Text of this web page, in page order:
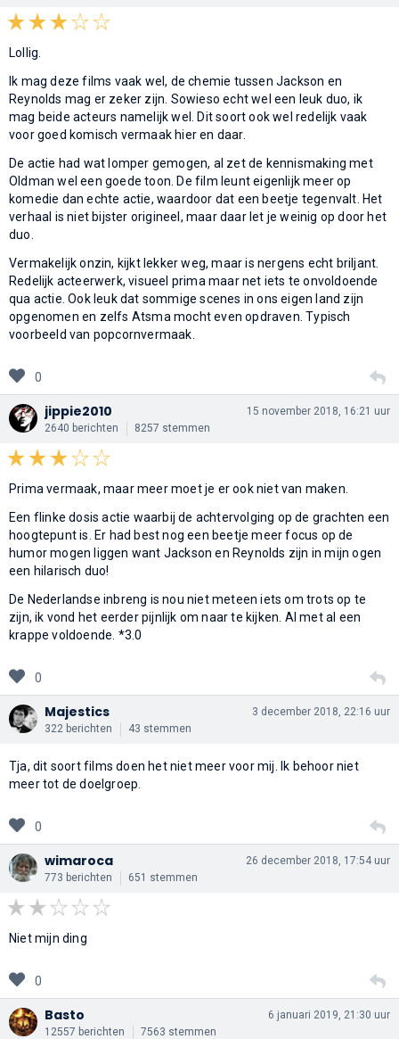
Lollig.
Ik mag deze films vaak wel, de chemie tussen Jackson en
Reynolds mag er zeker zijn. Sowieso echt wel een leuk duo, ik
mag beide acteurs namelijk wel. Dit soort ook wel redelijk vaak
voor goed komisch vermaak hier en daar.
De actie had wat lomper gemogen, al zet de kennismaking met
Oldman wel een goede toon. De film leunt eigenlijk meer op
komedie dan echte actie, waardoor dat een beetje tegenvalt. Het
verhaal is niet bijster origineel, maar daar let je weinig op door het
duo.
Vermakelijk onzin, kijkt lekker weg, maar is nergens echt briljant.
Redelijk acteerwerk, visueel prima maar net iets te onvoldoende
qua actie. Ook leuk dat sommige scenes in ons eigen land zijn
opgenomen en zelfs Atsma mocht even opdraven. Typisch
voorbeeld van popcornvermaak.
0
jippie2010
2640 berichten 8257 stemmen
15 november 2018, 16:21 uur
Prima vermaak, maar meer moet je er ook niet van maken.
Een flinke dosis actie waarbij de achtervolging op de grachten een
hoogtepunt is. Er had best nog een beetje meer focus op de
humor mogen liggen want Jackson en Reynolds zijn in mijn ogen
een hilarisch duo!
De Nederlandse inbreng is nou niet meteen iets om trots op te
zijn, ik vond het eerder pijnlijk om naar te kijken. Al met al een
krappe voldoende. *3.0
0
Majestics
322 berichten 43 stemmen
3 december 2018, 22:16 uur
Tja, dit soort films doen het niet meer voor mij. Ik behoor niet
meer tot de doelgroep.
0
wimaroca
773 berichten 651 stemmen
26 december 2018, 17:54 uur
Niet mijn ding
0
Basto
12557 berichten 7563 stemmen
6 januari 2019, 21:30 uur